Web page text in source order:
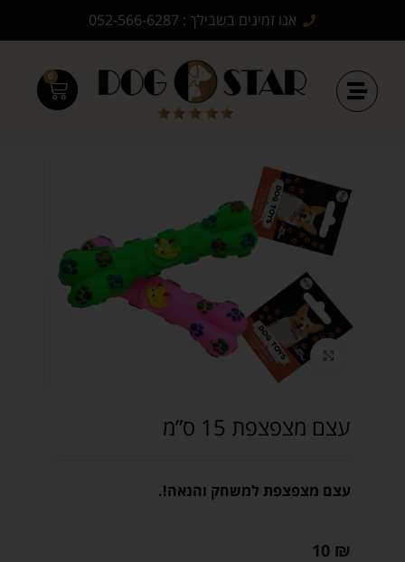
אנו זמינים בשבילך : 052-566-6287
0
Click to enlarge
עצם מצפצפת 15 ס”מ
עצם מצפצפת למשחק והנאה!.
10 ₪